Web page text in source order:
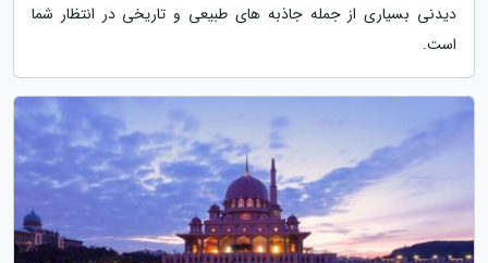
دیدنی بسیاری از جمله جاذبه های طبیعی و تاریخی در انتظار شما
است.